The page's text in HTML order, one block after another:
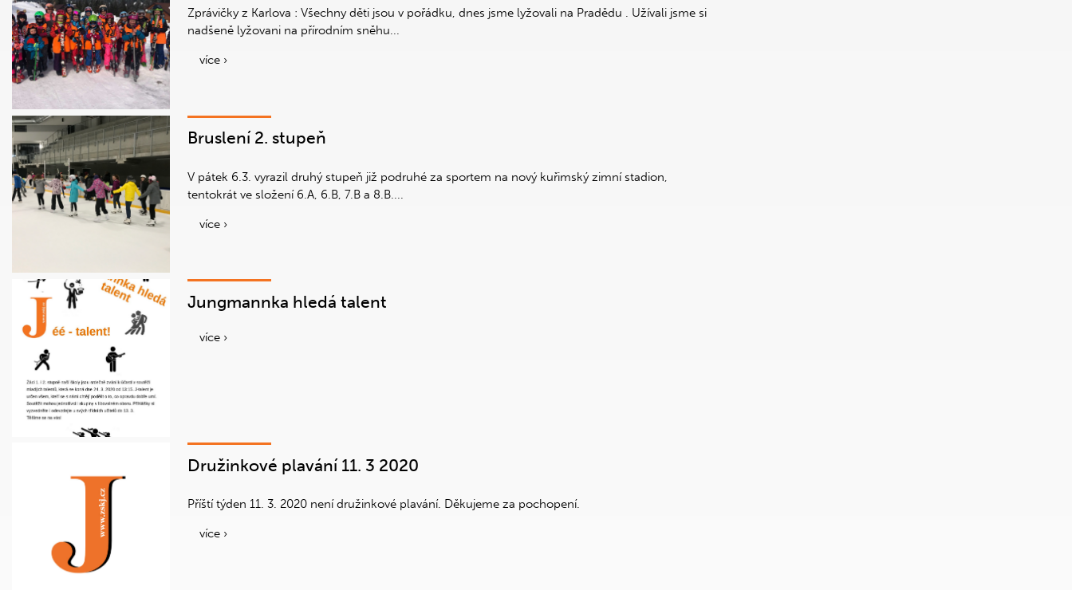
Zprávičky z Karlova : Všechny děti jsou v pořádku, dnes jsme lyžovali na Pradědu . Užívali jsme si
nadšeně lyžovani na přírodním sněhu...
více ›
Bruslení 2. stupeň
V pátek 6.3. vyrazil druhý stupeň již podruhé za sportem na nový kuřimský zimní stadion,
tentokrát ve složení 6.A, 6.B, 7.B a 8.B....
více ›
Jungmannka hledá talent
více ›
Družinkové plavání 11. 3 2020
Příští týden 11. 3. 2020 není družinkové plavání. Děkujeme za pochopení.
více ›